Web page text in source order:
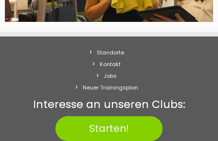
Standorte
Kontakt
Jobs
Neuer Trainingsplan
Interesse an unseren Clubs:
Starten!